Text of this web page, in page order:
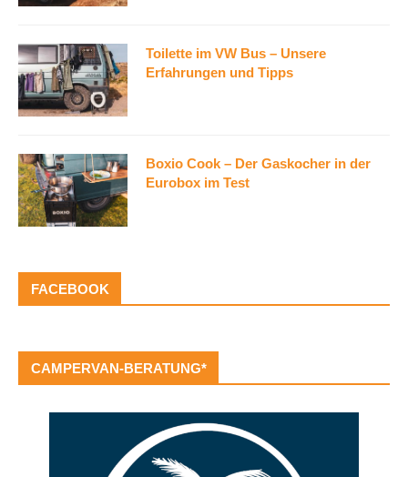
Toilette im VW Bus – Unsere
Erfahrungen und Tipps
Boxio Cook – Der Gaskocher in der
Eurobox im Test
FACEBOOK
CAMPERVAN-BERATUNG*